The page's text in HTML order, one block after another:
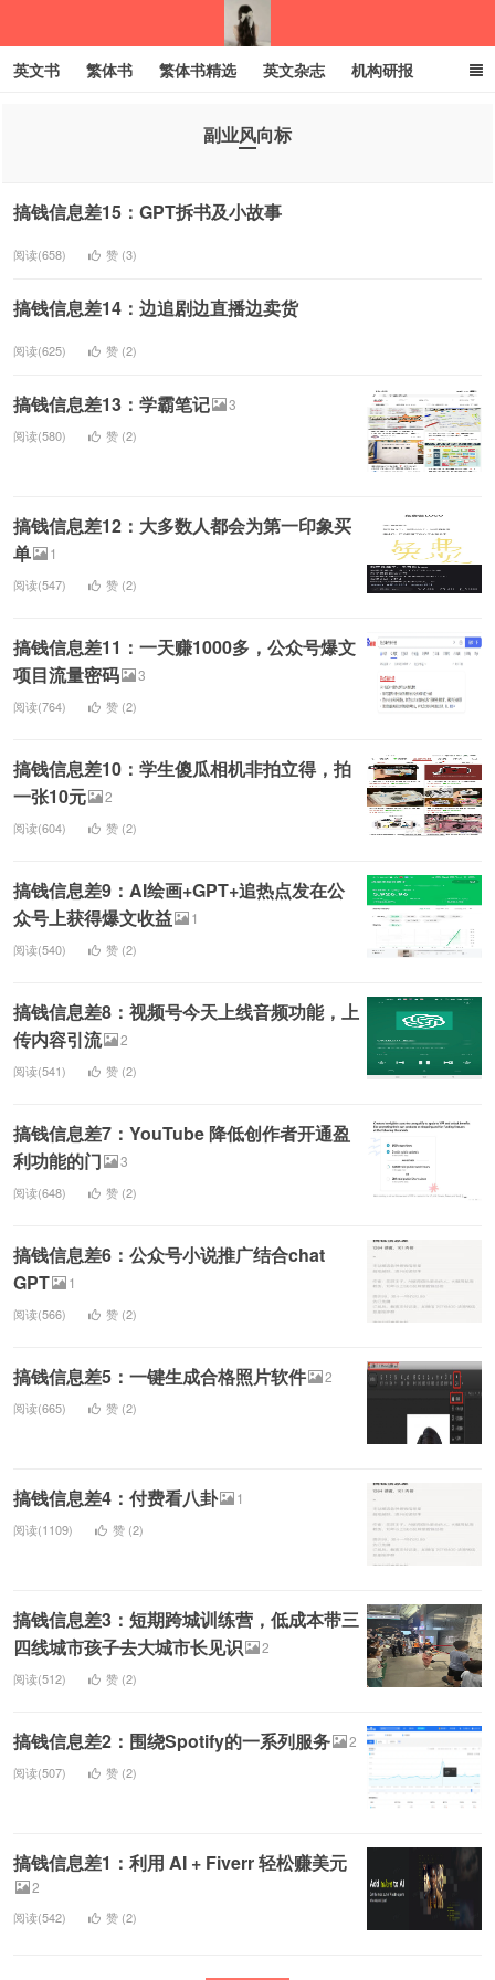
英文书 繁体书 繁体书精选 英文杂志 机构研报
副业风向标
搞钱信息差15：GPT拆书及小故事
阅读(658) 赞 (3)
搞钱信息差14：边追剧边直播边卖货
阅读(625) 赞 (2)
搞钱信息差13：学霸笔记 3
阅读(580) 赞 (2)
搞钱信息差12：大多数人都会为第一印象买
单
1
阅读(547) 赞 (2)
搞钱信息差11：一天赚1000多，公众号爆文
项目流量密码
3
阅读(764) 赞 (2)
搞钱信息差10：学生傻瓜相机非拍立得，拍
一张10元
2
阅读(604) 赞 (2)
搞钱信息差9：AI绘画+GPT+追热点发在公
众号上获得爆文收益
1
阅读(540) 赞 (2)
搞钱信息差8：视频号今天上线音频功能，上
传内容引流
2
阅读(541) 赞 (2)
搞钱信息差7：YouTube 降低创作者开通盈
利功能的门
3
阅读(648) 赞 (2)
搞钱信息差6：公众号小说推广结合chat
GPT
1
阅读(566) 赞 (2)
搞钱信息差5：一键生成合格照片软件 2
阅读(665) 赞 (2)
搞钱信息差4：付费看八卦 1
阅读(1109) 赞 (2)
搞钱信息差3：短期跨城训练营，低成本带三
四线城市孩子去大城市长见识
2
阅读(512) 赞 (2)
搞钱信息差2：围绕Spotify的一系列服务 2
阅读(507) 赞 (2)
搞钱信息差1：利用 AI + Fiverr 轻松赚美元
2
阅读(542) 赞 (2)